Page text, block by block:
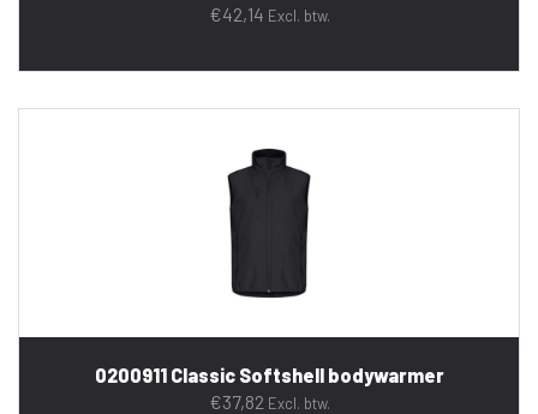
€42,14 Excl. btw.
0200911 Classic Softshell bodywarmer
€37,82 Excl. btw.